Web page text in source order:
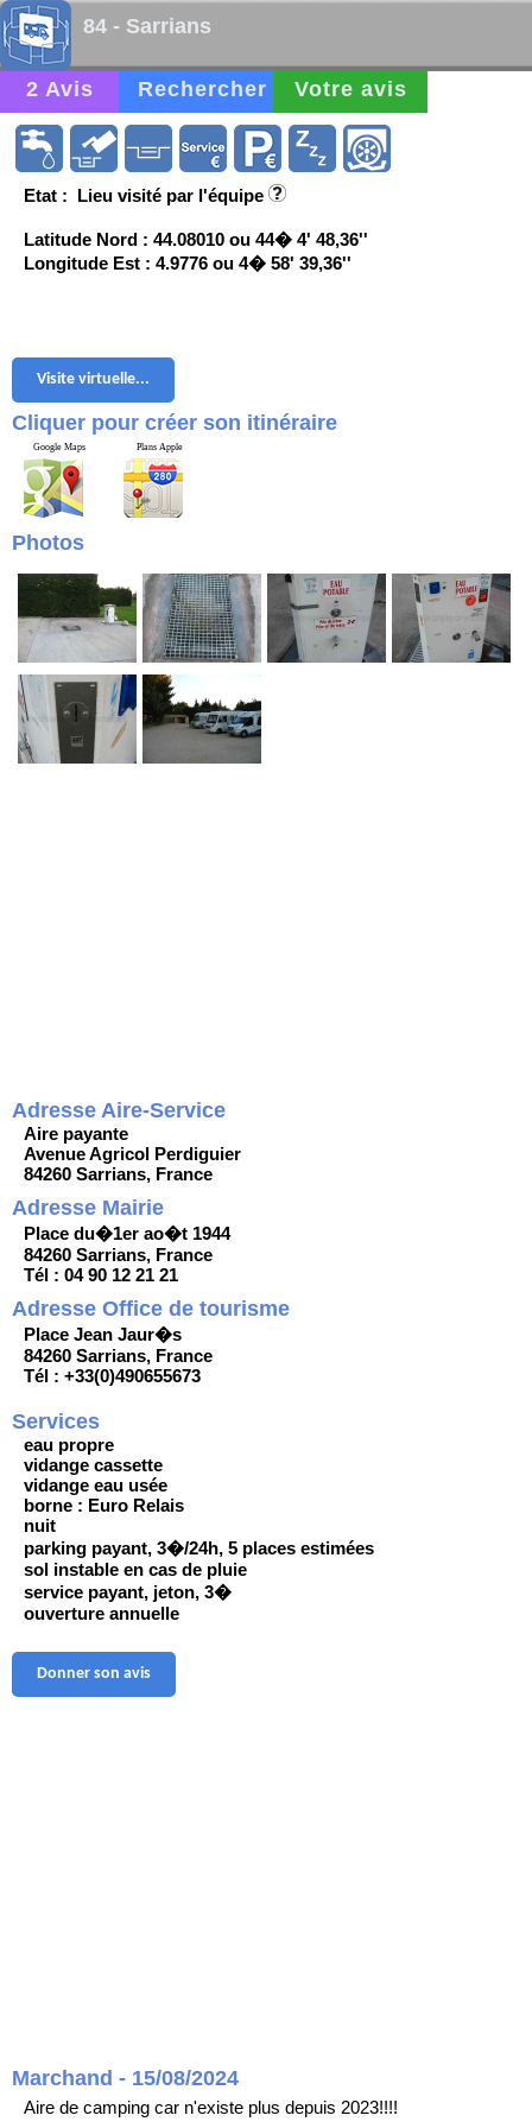
84 - Sarrians
2 Avis Rechercher Votre avis
Etat : Lieu visité par l'équipe
Latitude Nord : 44.08010 ou 44� 4' 48,36''
Longitude Est : 4.9776 ou 4� 58' 39,36''
Visite virtuelle...
Cliquer pour créer son itinéraire
Google Maps Plans Apple
Photos
Adresse Aire-Service
Aire payante
Avenue Agricol Perdiguier
84260 Sarrians, France
Adresse Mairie
Place du�1er ao�t 1944
84260 Sarrians, France
Tél : 04 90 12 21 21
Adresse Office de tourisme
Place Jean Jaur�s
84260 Sarrians, France
Tél : +33(0)490655673
Services
eau propre
vidange cassette
vidange eau usée
borne : Euro Relais
nuit
parking payant, 3�/24h, 5 places estimées
sol instable en cas de pluie
service payant, jeton, 3�
ouverture annuelle
Donner son avis
Marchand - 15/08/2024
Aire de camping car n'existe plus depuis 2023!!!!